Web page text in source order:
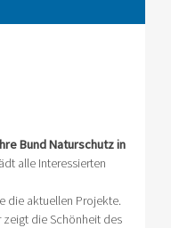
Bund Naturschutz in
alle Interessierten
die aktuellen Projekte.
zeigt die Schönheit des